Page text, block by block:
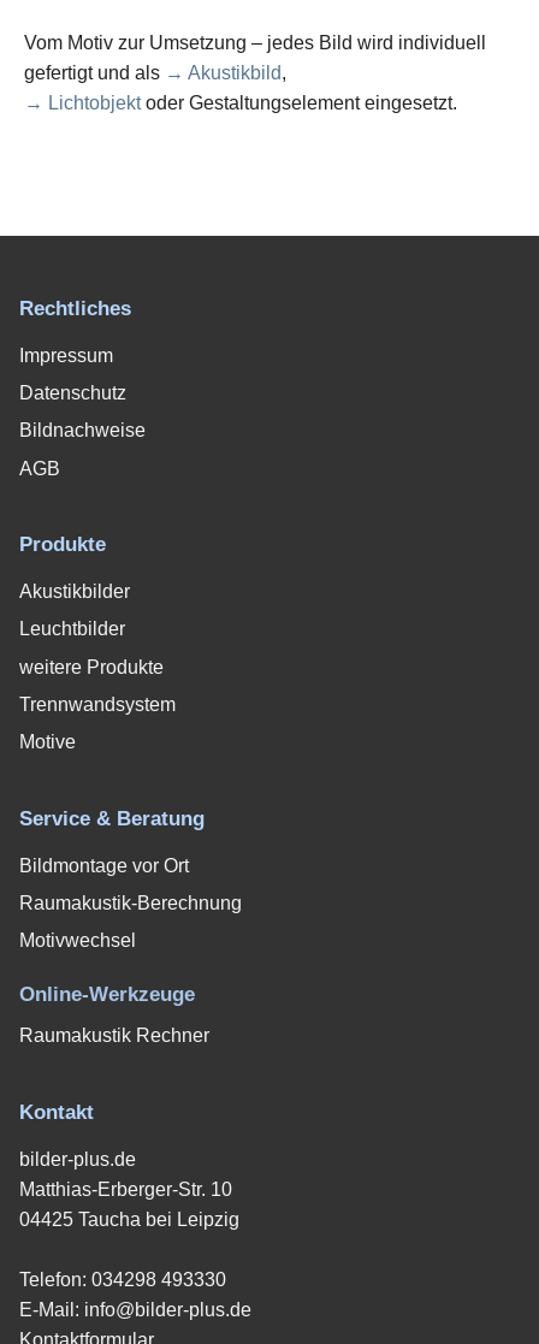
Vom Motiv zur Umsetzung – jedes Bild wird individuell
gefertigt und als → Akustikbild,
→ Lichtobjektoder Gestaltungselement eingesetzt.
Rechtliches
Impressum
Datenschutz
Bildnachweise
AGB
Produkte
Akustikbilder
Leuchtbilder
weitere Produkte
Trennwandsystem
Motive
Service & Beratung
Bildmontage vor Ort
Raumakustik-Berechnung
Motivwechsel
Online-Werkzeuge
Raumakustik Rechner
Kontakt
bilder-plus.de
Matthias-Erberger-Str. 10
04425 Taucha bei Leipzig
Telefon: 034298 493330
E-Mail: info@bilder-plus.de
Kontaktformular